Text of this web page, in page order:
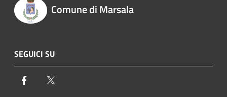
Comune di Marsala
SEGUICI SU
Facebook